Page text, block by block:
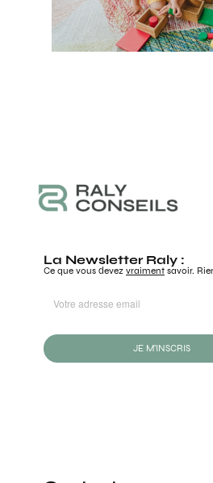
La Newsletter Raly :
Ce que vous devez vraiment savoir.
JE M'INSCRIS